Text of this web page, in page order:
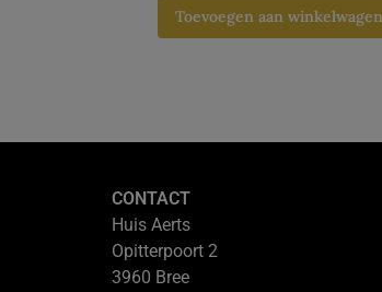
Toevoegen aan winkelwagen
CONTACT
Huis Aerts
Opitterpoort 2
3960 Bree